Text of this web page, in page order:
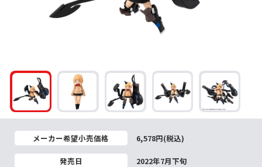
メーカー希望小売価格 6,578円(税込)
発売日 2022年7月下旬